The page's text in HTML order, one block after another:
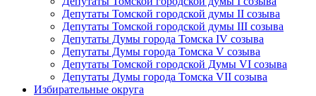
Депутаты Томской городской думы II созыва
Депутаты Томской городской думы III созыва
Депутаты Думы города Томска IV созыва
Депутаты Думы города Томска V созыва
Депутаты Томской городской Думы VI созыва
Депутаты Думы города Томска VII созыва
Избирательные округа